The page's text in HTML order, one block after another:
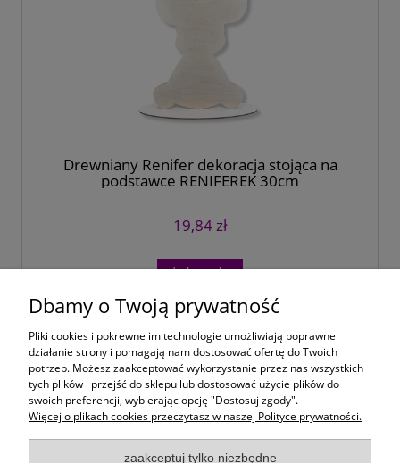
Drewniany Renifer dekoracja stojąca na
podstawce RENIFEREK 30cm
19,84 zł
do koszyka
« 1 2 »
Moje konto
Płatności i dostawa
Dbamy o Twoją prywatność
Pliki cookies i pokrewne im technologie umożliwiają poprawne
działanie strony i pomagają nam dostosować ofertę do Twoich
potrzeb. Możesz zaakceptować wykorzystanie przez nas wszystkich
tych plików i przejść do sklepu lub dostosować użycie plików do
swoich preferencji, wybierając opcję "Dostosuj zgody".
Więcej o plikach cookies przeczytasz w naszej Polityce prywatności.
zaakceptuj tylko niezbędne